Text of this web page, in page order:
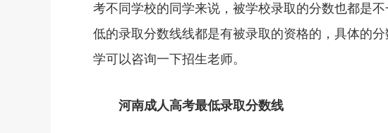
考不同学校的同学来说，被学校录取的分数也都是
低的录取分数线线都是有被录取的资格的，具体的
学可以咨询一下招生老师。
河南成人高考最低录取分数线